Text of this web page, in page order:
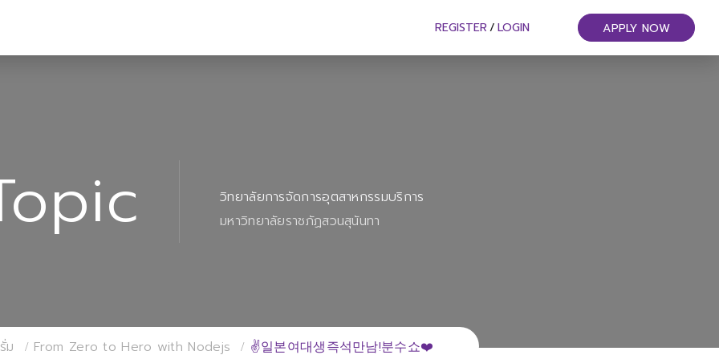
REGISTER / LOGIN APPLY NOW
วิทยาลัยการจัดการอุตสาหกรรมบริการ
มหาวิทยาลัยราชภัฏสวนสุนันทา
ม From Zero to Hero with Nodejs ✌일본여대생즉석만남!분수쇼❤️